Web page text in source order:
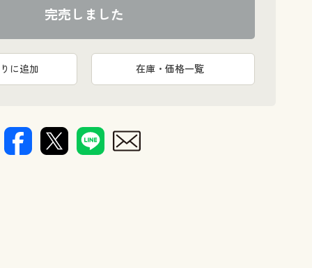
完売しました
に追加 在庫・価格一覧